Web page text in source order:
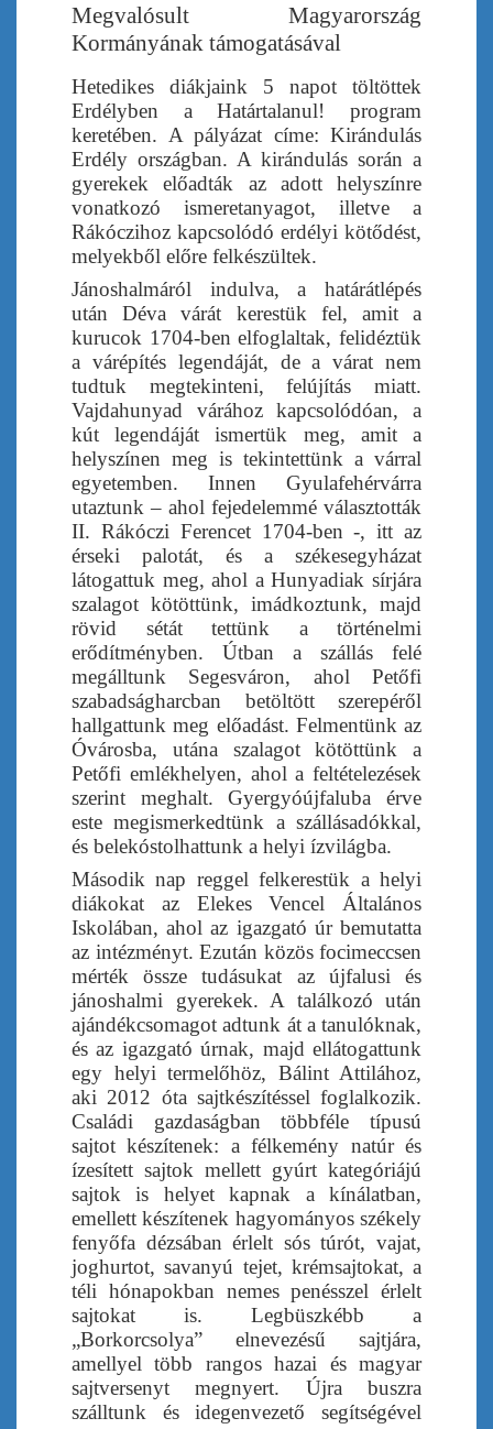
Megvalósult Magyarország
Kormányának támogatásával
Hetedikes diákjaink 5 napot töltöttek
Erdélyben a Határtalanul! program
keretében. A pályázat címe: Kirándulás
Erdély országban. A kirándulás során a
gyerekek előadták az adott helyszínre
vonatkozó ismeretanyagot, illetve a
Rákóczihoz kapcsolódó erdélyi kötődést,
melyekből előre felkészültek.
Jánoshalmáról indulva, a határátlépés
után Déva várát kerestük fel, amit a
kurucok 1704-ben elfoglaltak, felidéztük
a várépítés legendáját, de a várat nem
tudtuk megtekinteni, felújítás miatt.
Vajdahunyad várához kapcsolódóan, a
kút legendáját ismertük meg, amit a
helyszínen meg is tekintettünk a várral
egyetemben. Innen Gyulafehérvárra
utaztunk – ahol fejedelemmé választották
II. Rákóczi Ferencet 1704-ben -, itt az
érseki palotát, és a székesegyházat
látogattuk meg, ahol a Hunyadiak sírjára
szalagot kötöttünk, imádkoztunk, majd
rövid sétát tettünk a történelmi
erődítményben. Útban a szállás felé
megálltunk Segesváron, ahol Petőfi
szabadságharcban betöltött szerepéről
hallgattunk meg előadást. Felmentünk az
Óvárosba, utána szalagot kötöttünk a
Petőfi emlékhelyen, ahol a feltételezések
szerint meghalt. Gyergyóújfaluba érve
este megismerkedtünk a szállásadókkal,
és belekóstolhattunk a helyi ízvilágba.
Második nap reggel felkerestük a helyi
diákokat az Elekes Vencel Általános
Iskolában, ahol az igazgató úr bemutatta
az intézményt. Ezután közös focimeccsen
mérték össze tudásukat az újfalusi és
jánoshalmi gyerekek. A találkozó után
ajándékcsomagot adtunk át a tanulóknak,
és az igazgató úrnak, majd ellátogattunk
egy helyi termelőhöz, Bálint Attilához,
aki 2012 óta sajtkészítéssel foglalkozik.
Családi gazdaságban többféle típusú
sajtot készítenek: a félkemény natúr és
ízesített sajtok mellett gyúrt kategóriájú
sajtok is helyet kapnak a kínálatban,
emellett készítenek hagyományos székely
fenyőfa dézsában érlelt sós túrót, vajat,
joghurtot, savanyú tejet, krémsajtokat, a
téli hónapokban nemes penésszel érlelt
sajtokat is. Legbüszkébb a
„Borkorcsolya” elnevezésű sajtjára,
amellyel több rangos hazai és magyar
sajtversenyt megnyert. Újra buszra
szálltunk és idegenvezető segítségével